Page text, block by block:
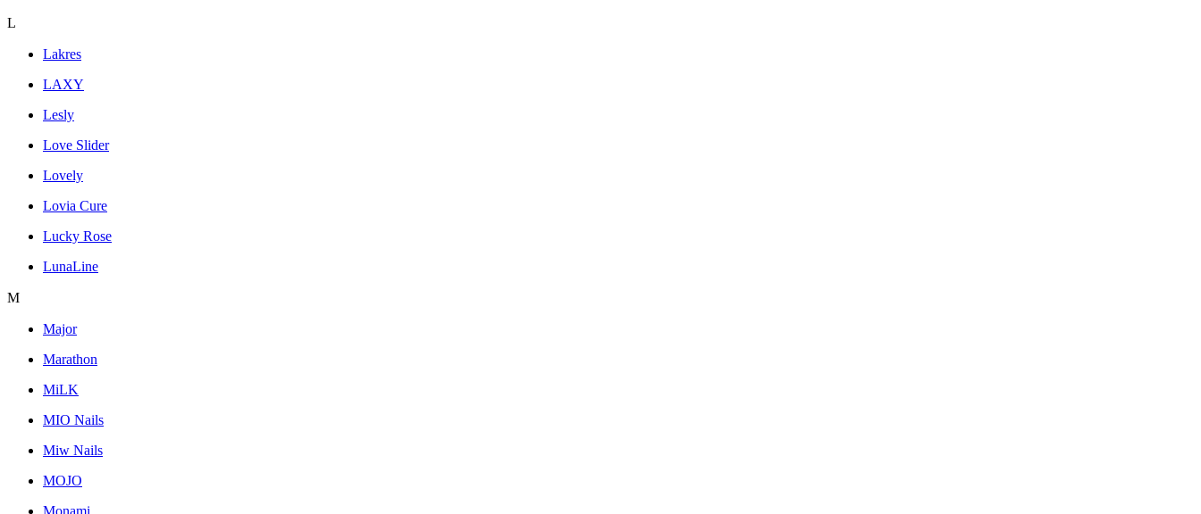
L
Lakres
LAXY
Lesly
Love Slider
Lovely
Lovia Cure
Lucky Rose
LunaLine
M
Major
Marathon
MiLK
MIO Nails
Miw Nails
MOJO
Monami